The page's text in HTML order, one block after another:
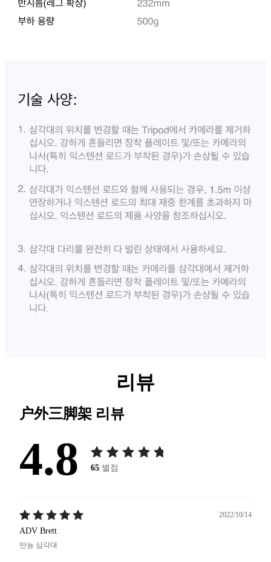
리뷰
户外三脚架 리뷰
4.8 65 별점
2022/10/14
ADV Brett
만능 삼각대